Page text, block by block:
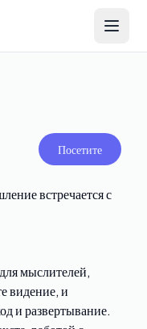
Open
Посетите
встречается с
мыслителей,
видение, и
и развертывание.